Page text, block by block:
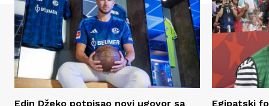
Edin Džeko potpisao novi ugovor sa
Egipatski